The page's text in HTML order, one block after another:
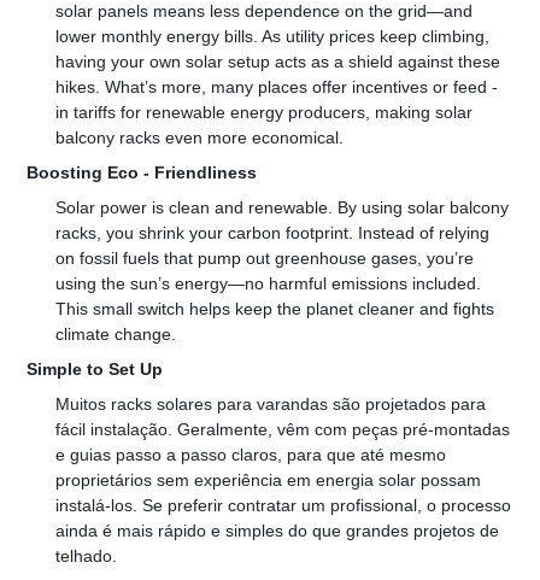
solar panels means less dependence on the grid—and
lower monthly energy bills. As utility prices keep climbing,
having your own solar setup acts as a shield against these
hikes. What’s more, many places offer incentives or feed -
in tariffs for renewable energy producers, making solar
balcony racks even more economical.
Boosting Eco - Friendliness
Solar power is clean and renewable. By using solar balcony
racks, you shrink your carbon footprint. Instead of relying
on fossil fuels that pump out greenhouse gases, you’re
using the sun’s energy—no harmful emissions included.
This small switch helps keep the planet cleaner and fights
climate change.
Simple to Set Up
Muitos racks solares para varandas são projetados para
fácil instalação. Geralmente, vêm com peças pré-montadas
e guias passo a passo claros, para que até mesmo
proprietários sem experiência em energia solar possam
instalá-los. Se preferir contratar um profissional, o processo
ainda é mais rápido e simples do que grandes projetos de
telhado.